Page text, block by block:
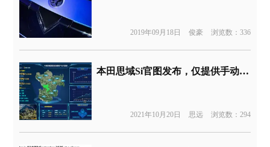
2019年09月18日 俊豪 浏览数：336
本田思域Si官图发布，仅提供手动挡版本
2021年10月20日 思远 浏览数：294